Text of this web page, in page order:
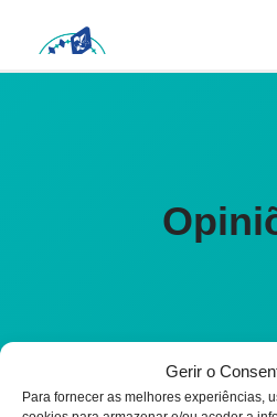
Gerir o
Para fornecer as melhores experiências,
Avançar